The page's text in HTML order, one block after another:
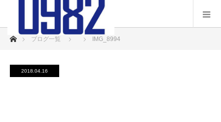
ホームブログ一覧 IMG_8994
2018.04.16